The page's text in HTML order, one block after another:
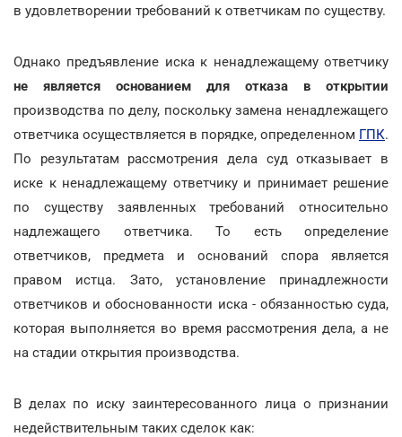
в удовлетворении требований к ответчикам по существу.
Однако предъявление иска к ненадлежащему ответчику
не является основанием для отказа в открытии
производства по делу, поскольку замена ненадлежащего
ответчика осуществляется в порядке, определенном ГПК.
По результатам рассмотрения дела суд отказывает в
иске к ненадлежащему ответчику и принимает решение
по существу заявленных требований относительно
надлежащего ответчика. То есть определение
ответчиков, предмета и оснований спора является
правом истца. Зато, установление принадлежности
ответчиков и обоснованности иска - обязанностью суда,
которая выполняется во время рассмотрения дела, а не
на стадии открытия производства.
В делах по иску заинтересованного лица о признании
недействительным таких сделок как: